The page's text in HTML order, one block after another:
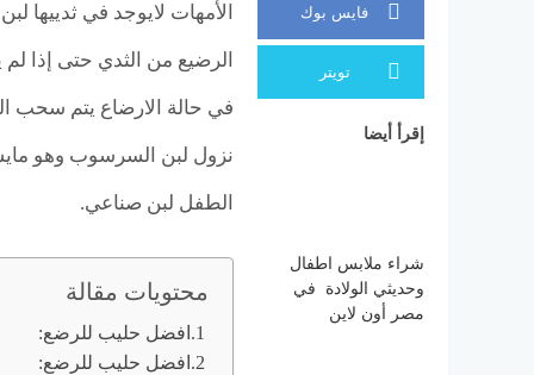
الأمهات لايوجد في ثدييها
الرضيع من الثدي حتى إذا
في حالة الارضاع يتم سحب
نزول لبن السرسوب وهو
الطفل لبن صناعي.
محتويات مقالة
افضل حليب للرضع:
افضل حليب للرضع:
فايس بوك
تويتر
إقرأ أيضا
شراء ملابس اطفال
وحديثي الولادة في
مصر أون لاين